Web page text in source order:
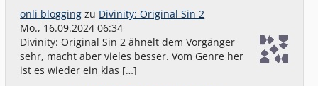
onli blogging zu Divinity: Original Sin 2
Mo., 16.09.2024 06:34
Divinity: Original Sin 2 ähnelt dem Vorgänger
sehr, macht aber vieles besser. Vom Genre her
ist es wieder ein klas […]